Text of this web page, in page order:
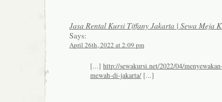
Jasa Rental Kursi Tiffany Jakarta | Sewa Meja
Says:
April 26th, 2022 at 2:09 pm
[...] http://sewakursi.net/2022/04/
mewah-di-jakarta/ [...]